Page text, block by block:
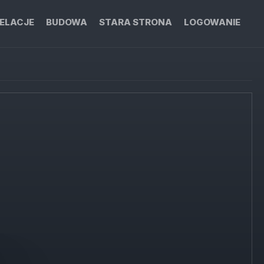
BUDOWA STARA STRONA LOGOWANIE